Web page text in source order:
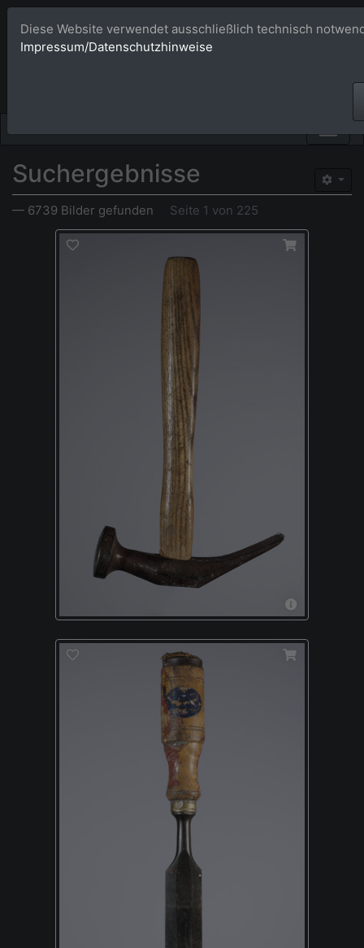
Bildagentur
Suchergebnisse
— 6739 Bilder gefunden Seite 1 von 225
Diese Website verwendet ausschließlich technisch
Impressum/Datenschutzhinweise